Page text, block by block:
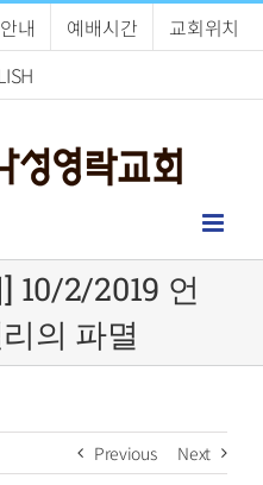
내 예배시간
교회위치
10/2/2019 언
의 파멸
Previous Next